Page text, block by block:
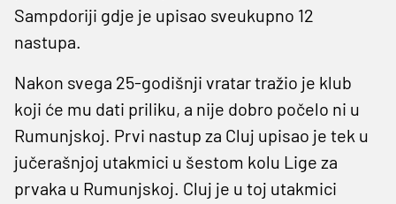
Sampdoriji gdje je upisao sveukupno 12
nastupa.
Nakon svega 25-godišnji vratar tražio je klub
koji će mu dati priliku, a nije dobro počelo ni u
Rumunjskoj. Prvi nastup za Cluj upisao je tek u
jučerašnjoj utakmici u šestom kolu Lige za
prvaka u Rumunjskoj. Cluj je u toj utakmici